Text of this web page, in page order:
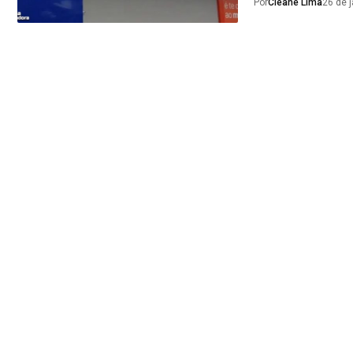
PorCleane Lima26 de